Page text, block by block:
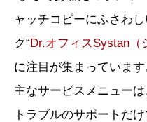
ャッチコピーにふさわ
ク“Dr.オフィスSystan（
に注目が集まっています
主なサービスメニュー
トラブルのサポートだ